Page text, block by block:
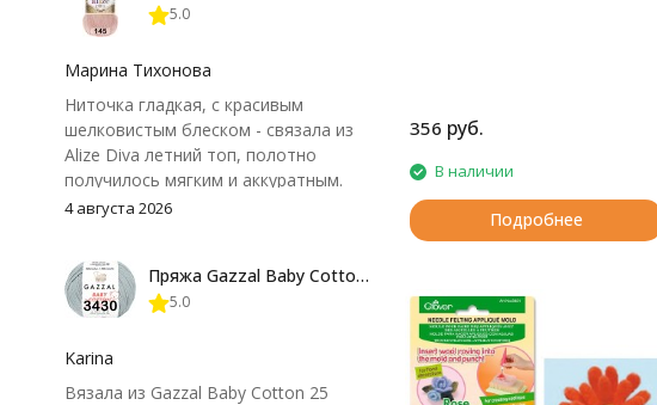
356 руб.
В наличии
Подробнее
5.0
Марина Тихонова
Ниточка гладкая, с красивым
шелковистым блеском - связала из
Alize Diva летний топ, полотно
получилось мягким и аккуратным.
Петли хорошо видны, вяжется
нюанс - пряжа немного скользит и
иногда расслаивается, пришлось
крючок поудобнее.
4 августа 2026
Пряжа Gazzal Baby Cotton 25
5.0
Karina
Вязала из Gazzal Baby Cotton 25